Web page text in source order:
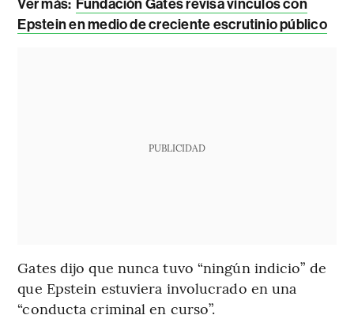
Ver más: Fundación Gates revisa vínculos con
Epstein en medio de creciente escrutinio público
PUBLICIDAD
Gates dijo que nunca tuvo “ningún indicio” de
que Epstein estuviera involucrado en una
“conducta criminal en curso”.